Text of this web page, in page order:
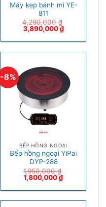
Máy kẹp bánh mì YE-
811
4,290,000₫
3,890,000₫
-8%
BẾP HỒNG NGOẠI
Bếp hồng ngoại YiPai
DYP-288
1,950,000₫
1,800,000₫